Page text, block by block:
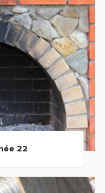
22